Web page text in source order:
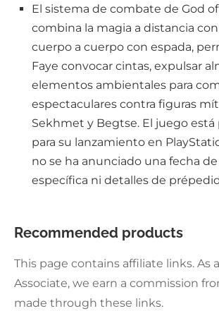
El sistema de combate de God
combina la magia a distancia
cuerpo a cuerpo con espada,
Faye convocar cintas, expulsar
elementos ambientales para
espectaculares contra figuras
Sekhmet y Begtse. El juego
para su lanzamiento en
no se ha anunciado una fecha
específica ni detalles de
Recommended products
This page contains affiliate links. As
Associate, we earn a commission
made through these links.